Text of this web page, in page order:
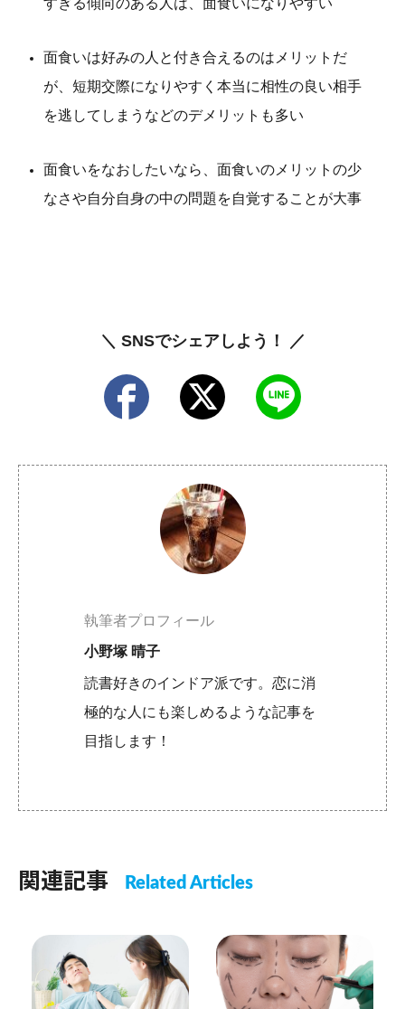
面食いは好みの人と付き合えるのはメリットだ
が、短期交際になりやすく本当に相性の良い相手
を逃してしまうなどのデメリットも多い
面食いをなおしたいなら、面食いのメリットの少
なさや自分自身の中の問題を自覚することが大事
＼ SNSでシェアしよう！ ／
執筆者プロフィール
小野塚 晴子
読書好きのインドア派です。恋に消
極的な人にも楽しめるような記事を
目指します！
関連記事 Related Articles